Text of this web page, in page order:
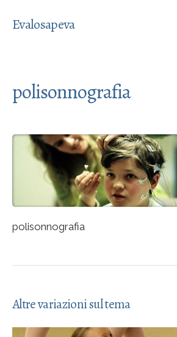
Evalosapeva
polisonnografia
polisonnografia
Altre variazioni sul tema